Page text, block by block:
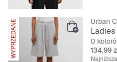
WYPRZEDANE Urban
0
Cena
134,99